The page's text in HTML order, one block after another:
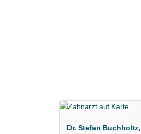
Dr. Stefan Buchholtz,